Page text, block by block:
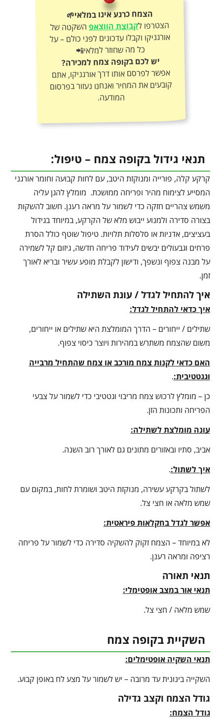
הצמח כרגע אינו במלאי🌱
הצטרפו לקבוצת הווצאפהשקטה של
אורגניקו וקבלו עדכונים לפני כולם – על
כל מה שחוזר למלאי📲
יש לכם בקופה צמח למכירה?
אפשר לפרסם אותו דרך אורגניקו, אתם
קובעים את המחיר ואנחנו נעזור בפרסום
המודעה.
תנאי גידול בקופה צמח – טיפול:
קרקע קלה, פורייה ומנוקזת היטב, עם לחות קבועה וחומר אורגני
המסייע לצימוח מהיר ופריחה ממושכת. מומלץ להגן עליה
משמש צהריים חזקה כדי לשמור על מראה רענן. חשוב להשקות
בצורה סדירה ולמנוע ייבוש מלא של הקרקע, במיוחד בגידול
בעציצים, אדניות או סלסלות תלויות. טיפול שוטף כולל הסרת
פרחים וגבעולים יבשים לעידוד פריחה חדשה, גיזום קל לשמירה
על מבנה צפוף ונשפך, ודישון לקבלת מופע עשיר ובריא לאורך
זמן.
איך להתחיל לגדל / עונת השתילה
איך כדאי להתחיל לגדל:
שתילים / ייחורים – הדרך המומלצת היא שתילים או ייחורים,
משום שהצמח משתרש במהירות ויוצר כיסוי צפוף.
האם כדאי לקנות צמח מורכב או צמח שהתחיל מרבייה
וגגטטיבית:.
כן – מומלץ לרכוש צמח מריבוי וגטטיבי כדי לשמור על צבעי
הפריחה ותכונות הזן.
עונה מומלצת לשתילה:
אביב, סתיו ובאזורים מתונים גם לאורך רוב השנה.
איך לשתול:.
לשתול בקרקע עשירה, מנוקזת היטב ושומרת לחות, במקום עם
שמש מלאה או חצי צל.
אפשר לגדל בחקלאות פיראטית:
לא במיוחד – הצמח זקוק להשקיה סדירה כדי לשמור על פריחה
רציפה ומראה רענן.
תנאי תאורה
תנאי אור במצב אופטימלי:
שמש מלאה / חצי צל.
השקיית בקופה צמח
תנאי השקיה אופטימלים:
השקייה בינונית עד מרובה – יש לשמור על מצע לח באופן קבוע.
גודל הצמח וקצב גדילה
גודל הצמח: